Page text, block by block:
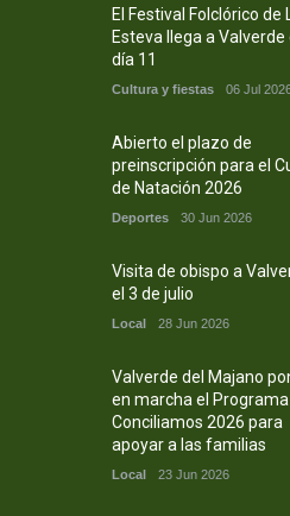
El Festival Folclórico de
Esteva llega a Valverde
día 11
Cultura y fiestas 06 Jul
Abierto el plazo de
preinscripción para el
de Natación 2026
Deportes 30 Jun 2026
Visita de obispo a
el 3 de julio
Local 28 Jun 2026
Valverde del Majano
en marcha el Programa
Conciliamos 2026 para
apoyar a las familias
Local 23 Jun 2026